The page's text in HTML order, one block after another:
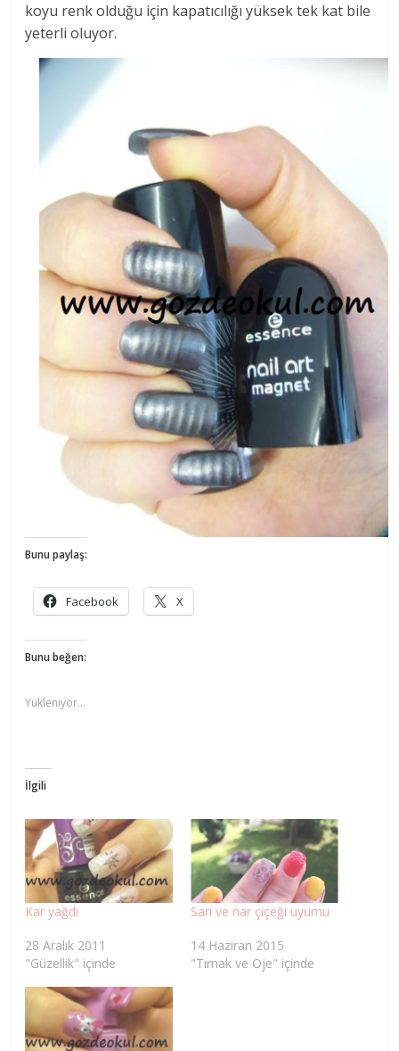
koyu renk olduğu için kapatıcılığı yüksek tek kat bile
yeterli oluyor.
Bunu paylaş:
Facebook X
Bunu beğen:
Yükleniyor...
İlgili
Kar yağdı
28 Aralık 2011
"Güzellik" içinde
Sarı ve nar çiçeği uyumu
14 Haziran 2015
"Tırnak ve Oje" içinde